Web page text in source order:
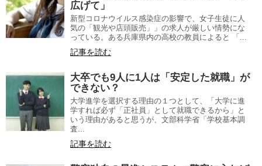
広げて」
新型コロナウイルス感染症の影響で、女子生徒に人
気の「観光や店頭販売」」の求人が厳しい情勢にな
っている。ある兵庫県内の高校の教員によると 「...
記事を読む
大卒でも9人に1人は「安定した就職」が
できない？
大学進学を選択する理由の１つとして、「大学に進
学すれば必ず「正社員」として就職できるから」と
いう理由があると思うが、文部科学省「学校基本調
査...
記事を読む